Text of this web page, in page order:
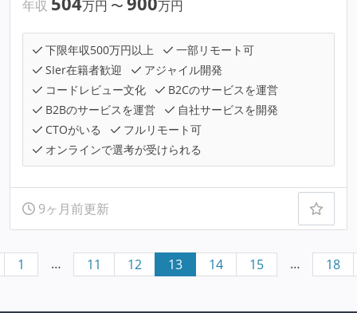
年収
万円 〜 万円
下限年収500万円以上
一部リモート可
SIer在籍者歓迎
アジャイル開発
コードレビュー文化
B2Cのサービスを運営
B2Bのサービスを運営
自社サービスを開発
CTOがいる
フルリモート可
オンラインで選考が受けられる
9ヶ月前更新
1 … 11 12 13 14 15 … 18